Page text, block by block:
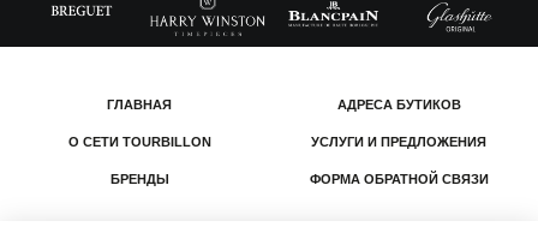
ГЛАВНАЯ
О СЕТИ TOURBILLON
БРЕНДЫ
АДРЕСА БУТИКОВ
УСЛУГИ И ПРЕДЛОЖЕНИЯ
ФОРМА ОБРАТНОЙ СВЯЗИ